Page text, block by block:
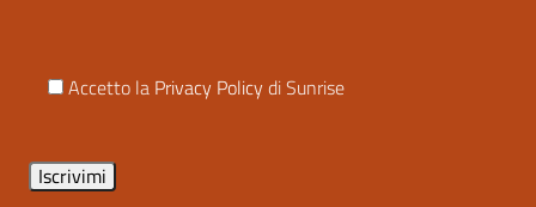
Accetto la Privacy Policy di Sunrise